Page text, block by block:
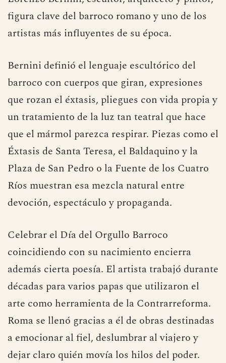
figura clave del barroco romano y uno de los
artistas más influyentes de su época.
Bernini definió el lenguaje escultórico del
barroco con cuerpos que giran, expresiones
que rozan el éxtasis, pliegues con vida propia y
un tratamiento de la luz tan teatral que hace
que el mármol parezca respirar. Piezas como el
Éxtasis de Santa Teresa, el Baldaquino y la
Plaza de San Pedro o la Fuente de los Cuatro
Ríos muestran esa mezcla natural entre
devoción, espectáculo y propaganda.
Celebrar el Día del Orgullo Barroco
coincidiendo con su nacimiento encierra
además cierta poesía. El artista trabajó durante
décadas para varios papas que utilizaron el
arte como herramienta de la Contrarreforma.
Roma se llenó gracias a él de obras destinadas
a emocionar al fiel, deslumbrar al viajero y
dejar claro quién movía los hilos del poder.